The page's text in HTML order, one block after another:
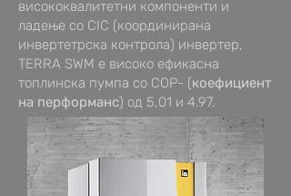
висококвалитетни компоненти и
ладење со CIC (координирана
инвертетрска контрола) инвертер,
TERRA SWM е високо ефикасна
топлинска пумпа со COP- (коефициент
на перформанс) од 5,01 и 4.97.